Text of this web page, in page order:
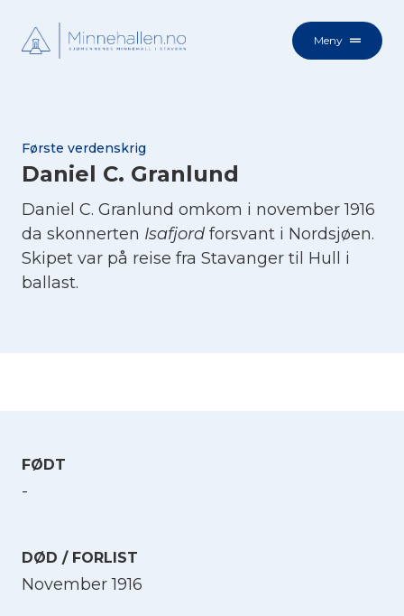
Meny
Første verdenskrig
Daniel C. Granlund
Daniel C. Granlund omkom i november 1916
da skonnerten Isafjord forsvant i Nordsjøen.
Skipet var på reise fra Stavanger til Hull i
ballast.
FØDT
-
DØD / FORLIST
November 1916